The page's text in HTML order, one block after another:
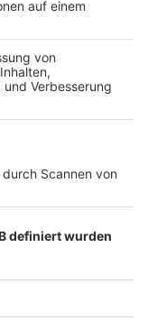
Impressum